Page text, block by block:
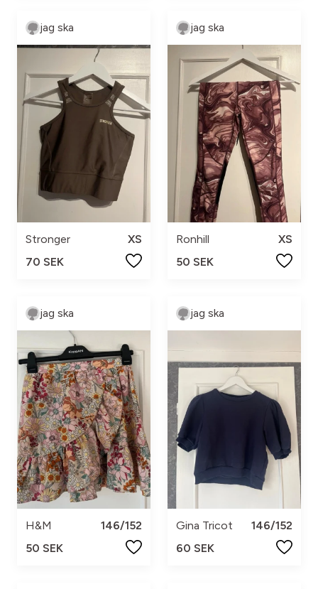
jag ska
Stronger
XS
70 SEK
jag ska
Ronhill
XS
50 SEK
jag ska
H&M
146/152
50 SEK
jag ska
Gina Tricot
146/152
60 SEK